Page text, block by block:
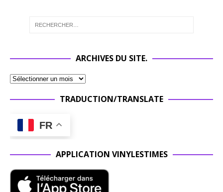
ARCHIVES DU SITE.
TRADUCTION/TRANSLATE
FR
APPLICATION VINYLESTIMES